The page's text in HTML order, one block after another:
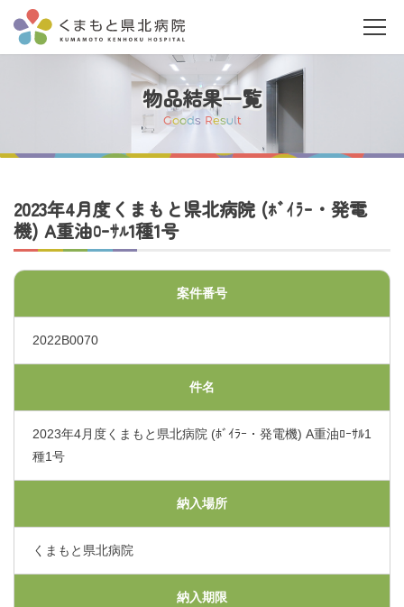
物品結果一覧
Goods Result
2023年4月度くまもと県北病院 (ﾎﾞｲﾗｰ・発電
機) A重油ﾛｰｻﾙ1種1号
案件番号
2022B0070
件名
2023年4月度くまもと県北病院 (ﾎﾞｲﾗｰ・発電機) A重油ﾛｰｻﾙ1
種1号
納入場所
くまもと県北病院
納入期限
当院について
診療科・部門案内
医療関係者の皆さまへ
交通アクセス
採用情報
お問い合わせ
熊本県玉名市玉名550番地